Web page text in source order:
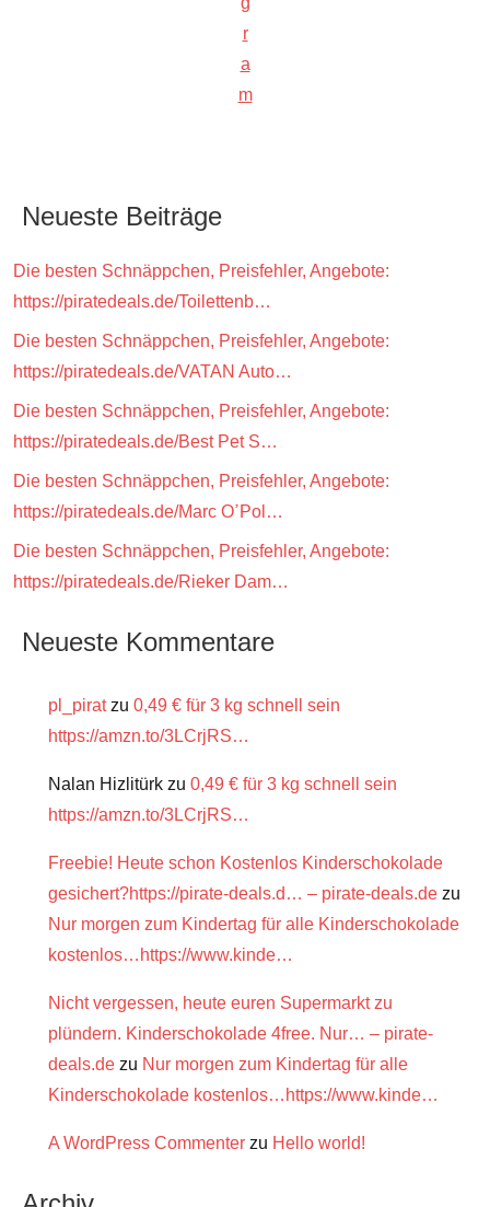
r
a
m
Neueste Beiträge
Die besten Schnäppchen, Preisfehler, Angebote:
https://piratedeals.de/Toilettenb…
Die besten Schnäppchen, Preisfehler, Angebote:
https://piratedeals.de/VATAN Auto…
Die besten Schnäppchen, Preisfehler, Angebote:
https://piratedeals.de/Best Pet S…
Die besten Schnäppchen, Preisfehler, Angebote:
https://piratedeals.de/Marc OߴPol…
Die besten Schnäppchen, Preisfehler, Angebote:
https://piratedeals.de/Rieker Dam…
Neueste Kommentare
pl_piratzu 0,49 € für 3 kg schnell sein
https://amzn.to/3LCrjRS…
Nalan Hizlitürk zu 0,49 € für 3 kg schnell sein
https://amzn.to/3LCrjRS…
Freebie! Heute schon Kostenlos Kinderschokolade
gesichert?https://pirate-deals.d… – pirate-deals.de zu
Nur morgen zum Kindertag für alle Kinderschokolade
kostenlos…https://www.kinde…
Nicht vergessen, heute euren Supermarkt zu
plündern. Kinderschokolade 4free. Nur… – pirate-
deals.de zu Nur morgen zum Kindertag für alle
Kinderschokolade kostenlos…https://www.kinde…
A WordPress Commenter zu Hello world!